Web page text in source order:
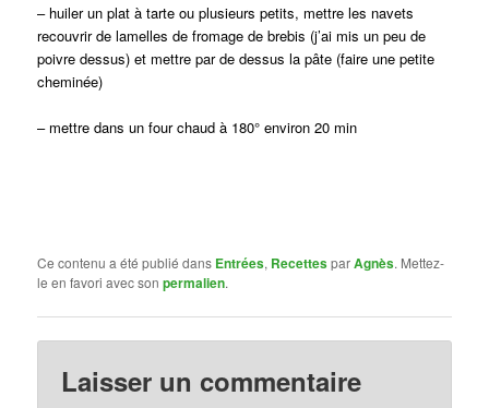
– huiler un plat à tarte ou plusieurs petits, mettre les navets
recouvrir de lamelles de fromage de brebis (j’ai mis un peu de
poivre dessus) et mettre par de dessus la pâte (faire une petite
cheminée)
– mettre dans un four chaud à 180° environ 20 min
Ce contenu a été publié dans Entrées, RecettesparAgnès. Mettez-
le en favori avec sonpermalien.
Laisser un commentaire